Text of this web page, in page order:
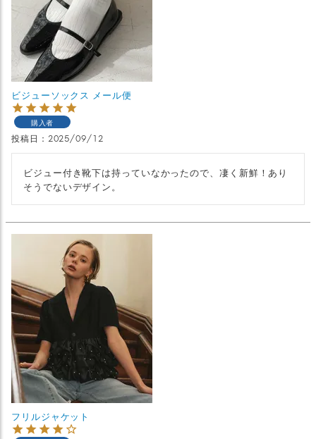
ビジューソックス メール便
購入者
投稿日 2025/09/12
ビジュー付き靴下は持っていなかったので、凄く新鮮！あり
そうでないデザイン。
フリルジャケット